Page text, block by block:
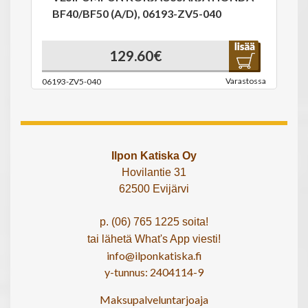
BF40/BF50 (A/D), 06193-ZV5-040
129.60€
06193-ZV5-040 Varastossa
Ilpon Katiska Oy
Hovilantie 31
62500 Evijärvi
p. (06) 765 1225 soita!
tai lähetä What's App viesti!
info@ilponkatiska.fi
y-tunnus: 2404114-9
Maksupalveluntarjoaja